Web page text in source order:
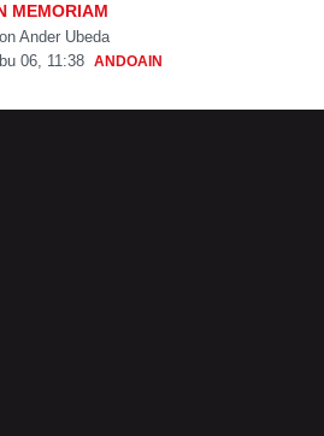
MEMORIAM
Ander Ubeda
06, 11:38 ANDOAIN